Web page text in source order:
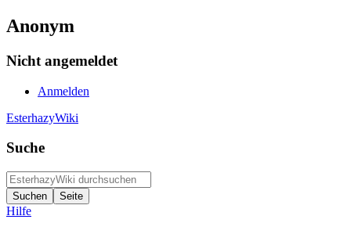
Anonym
Nicht angemeldet
Anmelden
EsterhazyWiki
Suche
Hilfe